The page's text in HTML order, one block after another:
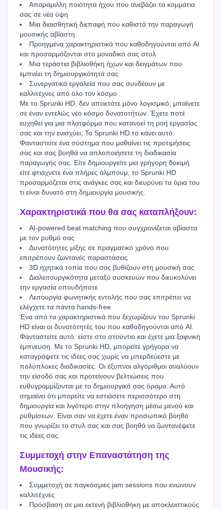
Απαράμιλλη ποιότητα ήχου που ανεβάζει τα κομμάτια
σας σε νέα ύψη
Μια διαισθητική διεπαφή που καθιστά την παραγωγή
μουσικής αβίαστη
Προηγμένα χαρακτηριστικά που καθοδηγούνται από AI
και προσαρμόζονται στο μοναδικό σας στυλ
Μια τεράστια βιβλιοθήκη ήχων και δειγμάτων που
εμπνέει τη δημιουργικότητά σας
Συνεργατικά εργαλεία που σας συνδέουν με
καλλιτέχνες από όλο τον κόσμο
Με το Sprunki HD, δεν αποκτάτε μόνο λογισμικό; μπαίνετε
σε έναν εντελώς νέο κόσμο δυνατοτήτων. Έχετε ποτέ
ευχηθεί για μια πλατφόρμα που κατανοεί τη ροή εργασίας
σας και την ενισχύει; Το Sprunki HD το κάνει αυτό.
Φανταστείτε ένα σύστημα που μαθαίνει τις προτιμήσεις
σας και σας βοηθά να απλοποιήσετε τη διαδικασία
παραγωγής σας. Είτε δημιουργείτε μια γρήγορη δοκιμή
είτε φτιάχνετε ένα πλήρες άλμπουμ, το Sprunki HD
προσαρμόζεται στις ανάγκες σας και διευρύνει τα όρια του
τι είναι δυνατό στη δημιουργία μουσικής.
Χαρακτηριστικά που θα σας καταπλήξουν:
AI-powered beat matching που συγχρονίζεται αβίαστα
με τον ρυθμό σας
Δυνατότητες μίξης σε πραγματικό χρόνο που
επιτρέπουν ζωντανές παραστάσεις
3D ηχητικά τοπία που σας βυθίζουν στη μουσική σας
Διαλειτουργικότητα μεταξύ συσκευών που διευκολύνει
την εργασία οπουδήποτε
Λειτουργία φωνητικής εντολής που σας επιτρέπει να
ελέγχετε τα πάντα hands-free
Ένα από τα χαρακτηριστικά που ξεχωρίζουν του Sprunki
HD είναι οι δυνατότητές του που καθοδηγούνται από AI.
Φανταστείτε αυτό: είστε στο στούντιο και έχετε μια ξαφνική
έμπνευση. Με το Sprunki HD, μπορείτε γρήγορα να
καταγράψετε τις ιδέες σας χωρίς να μπερδεύεστε με
πολύπλοκες διαδικασίες. Οι έξυπνοι αλγόριθμοι αναλύουν
την είσοδό σας και προτείνουν βελτιώσεις που
ευθυγραμμίζονται με το δημιουργικό σας όραμα. Αυτό
σημαίνει ότι μπορείτε να εστιάσετε περισσότερο στη
δημιουργία και λιγότερο στην πλοήγηση μέσω μενού και
ρυθμίσεων. Είναι σαν να έχετε έναν προσωπικό βοηθό
που γνωρίζει το στυλ σας και σας βοηθά να ζωντανέψετε
τις ιδέες σας.
Συμμετοχή στην Επαναστάτηση της
Μουσικής:
Συμμετοχή σε παγκόσμιες jam sessions που ενώνουν
καλλιτέχνες
Πρόσβαση σε μια εκτενή βιβλιοθήκη με αποκλειστικούς